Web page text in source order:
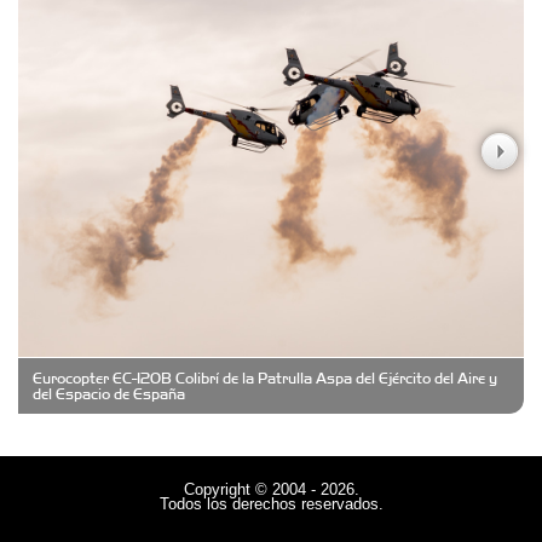
Carniceria y granja El Viejo Peña
Casa Berta
Clima Castelar
CONSERVAS YAMASIRO
Cubanico´s - Cubanitos Rellenos!
Eurocopter EC-120B Colibrí de la Patrulla Aspa del Ejército del Aire y
del Espacio de España
Copyright © 2004 - 2026.
Todos los derechos reservados.